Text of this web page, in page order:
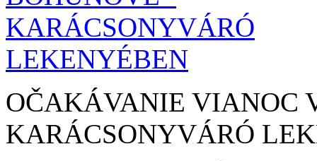
OČAKÁVANIE VIANOC
KARÁCSONYVÁRÓ